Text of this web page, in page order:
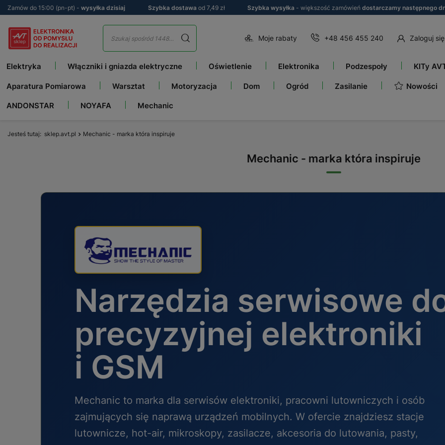
Zamów do 15:00 (pn-pt) - wysyłka dzisiaj Szybka dostawa od 7,49 zł Szybka wysyłka - większość zamówień dostarczamy następnego
Moje rabaty +48 456 455 240 Zaloguj się
Elektryka Włączniki i gniazda elektryczne Oświetlenie Elektronika Podzespoły KITy
Aparatura Pomiarowa Warsztat Motoryzacja Dom Ogród Zasilanie Nowości
ANDONSTAR NOYAFA Mechanic
Jesteś tutaj sklep.avt.pl Mechanic - marka która inspiruje
Mechanic - marka która inspiruje
Narzędzia serwisowe
precyzyjnej elektroniki
i GSM
Mechanic to marka dla serwisów elektroniki, pracowni lutowniczych i osób
zajmujących się naprawą urządzeń mobilnych. W ofercie znajdziesz stacje
lutownicze, hot-air, mikroskopy, zasilacze, akcesoria do lutowania, pasty,